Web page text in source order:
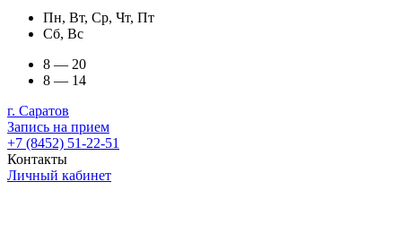
Пн, Вт, Ср, Чт, Пт
Сб, Вс
8 — 20
8 — 14
г. Саратов
Запись на прием
+7 (8452) 51-22-51
Контакты
Личный кабинет